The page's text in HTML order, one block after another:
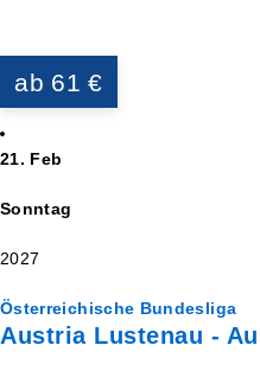
ab 61 €
21. Feb
Sonntag
2027
Österreichische Bundesliga
Austria Lustenau -